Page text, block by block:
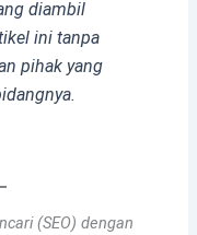
diambil
ini tanpa
pihak yang
(SEO) dengan